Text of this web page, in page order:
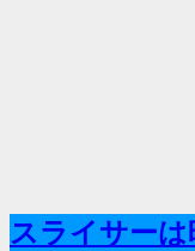
スライサーは